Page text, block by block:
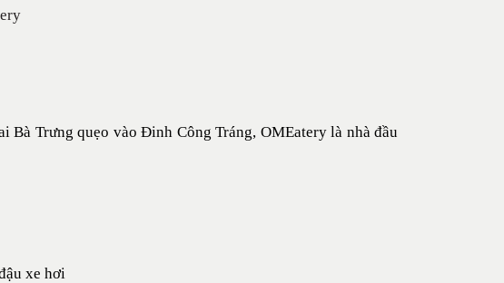
Trưng quẹo vào Đinh Công Tráng, OMEatery là nhà đầu
xe hơi